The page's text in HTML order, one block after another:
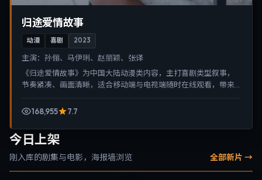
归途爱情故事
动漫 喜剧 2023
主演： 孙俪、马伊琍、赵丽颖、张译
《归途爱情故事》为中国大陆动漫类内容，主打喜剧类型叙事，
节奏紧凑、画面清晰，适合移动端与电视端随时在线观看，带来
168,955
7.7
今日上架
刚入库的剧集与电影，海报墙浏览 全部新片 →